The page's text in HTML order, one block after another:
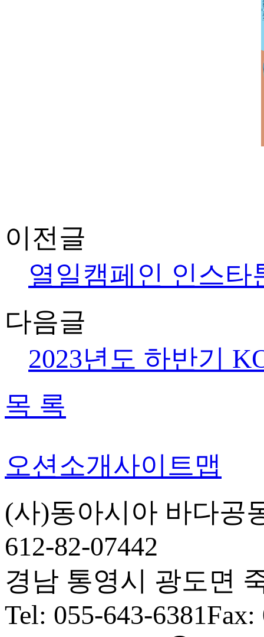
이전글
열일캠페인 인스타
다음글
2023년도 하반기
목 록
오션소개사이트맵
(사)동아시아 바다공
612-82-07442
경남 통영시 광도면
Tel: 055-643-6381Fax: